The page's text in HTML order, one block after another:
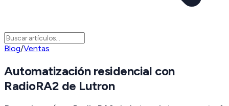
Blog/Ventas
Automatización residencial con
RadioRA2 de Lutron